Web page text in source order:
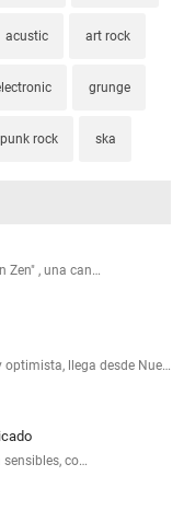
acustic art rock
grunge
punk rock ska
Zen" , una can…
llega desde Nue…
co…